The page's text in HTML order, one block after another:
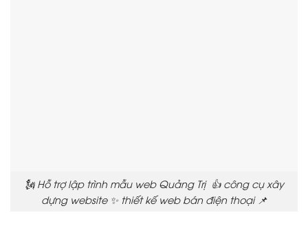
🗽 Hỗ trợ lập trình mẫu web Quảng Trị 👍 công cụ xây
dựng website ✨ thiết kế web bán điện thoại 📌